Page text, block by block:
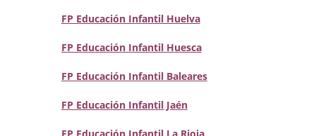
FP Educación Infantil Huelva
FP Educación Infantil Huesca
FP Educación Infantil Baleares
FP Educación Infantil Jaén